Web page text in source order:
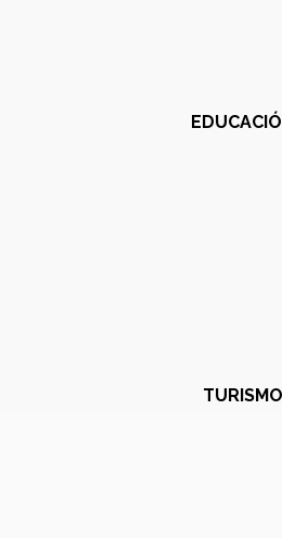
TURISMO